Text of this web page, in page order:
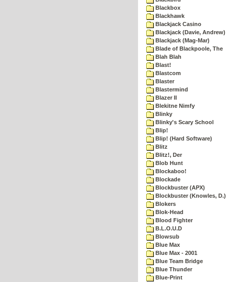
Blackbox
Blackhawk
Blackjack Casino
Blackjack (Davie, Andrew)
Blackjack (Mag-Mar)
Blade of Blackpoole, The
Blah Blah
Blast!
Blastcom
Blaster
Blastermind
Blazer II
Blekitne Nimfy
Blinky
Blinky's Scary School
Blip!
Blip! (Hard Software)
Blitz
Blitz!, Der
Blob Hunt
Blockaboo!
Blockade
Blockbuster (APX)
Blockbuster (Knowles, D.)
Blokers
Blok-Head
Blood Fighter
B.L.O.U.D
Blowsub
Blue Max
Blue Max - 2001
Blue Team Bridge
Blue Thunder
Blue-Print